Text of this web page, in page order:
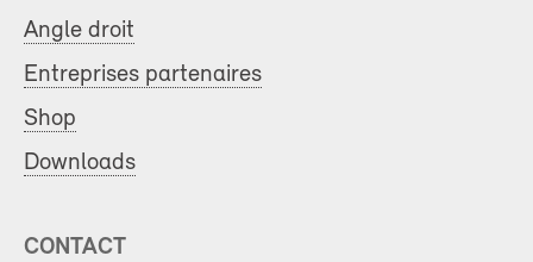
Angle droit
Entreprises partenaires
Shop
Downloads
CONTACT